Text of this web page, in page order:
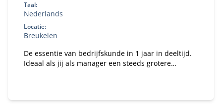
Taal:
Nederlands
Locatie:
Breukelen
De essentie van bedrijfskunde in 1 jaar in deeltijd.
Ideaal als jij als manager een steeds grotere